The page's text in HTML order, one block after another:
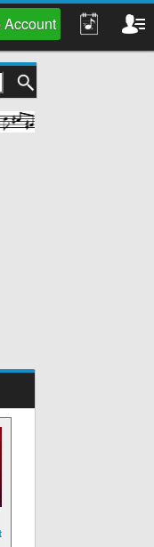
Account